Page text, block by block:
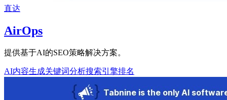
直达
AirOps
提供基于AI的SEO策略解决方案。
AI内容生成关键词分析搜索引擎排名